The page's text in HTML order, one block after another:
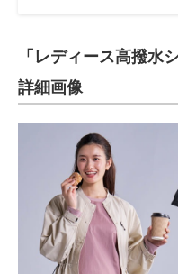
「レディース高撥水
詳細画像